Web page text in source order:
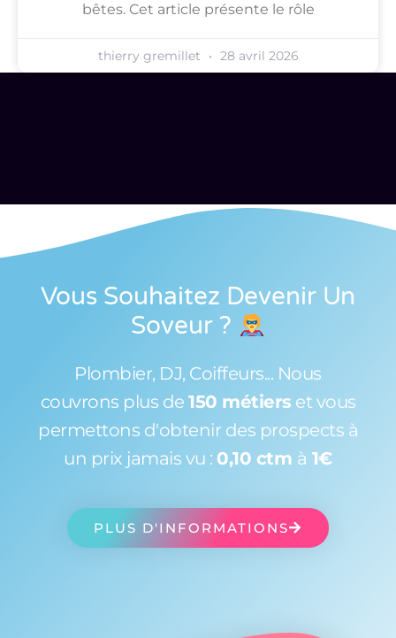
bêtes. Cet article présente le rôle
thierry gremillet 28 avril 2026
Vous Souhaitez Devenir Un
Soveur ?
Plombier, DJ, Coiffeurs... Nous
couvrons plus de 150 métiers et vous
permettons d'obtenir des prospects à
un prix jamais vu : 0,10 ctm à 1€
PLUS D'INFORMATIONS